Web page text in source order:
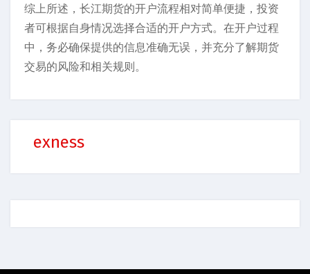
综上所述，长江期货的开户流程相对简单便捷，投资
者可根据自身情况选择合适的开户方式。在开户过程
中，务必确保提供的信息准确无误，并充分了解期货
交易的风险和相关规则。
exness